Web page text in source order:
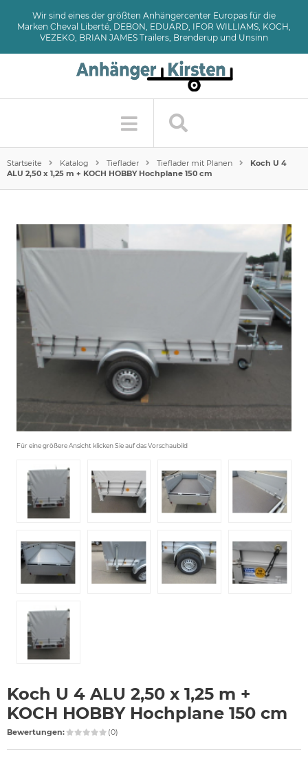
Wir sind eines der größten Anhängercenter Europas für die
Marken Cheval Liberté, DEBON, EDUARD, IFOR WILLIAMS, KOCH,
VEZEKO, BRIAN JAMES Trailers, Brenderup und Unsinn
Startseite Katalog Tieflader Tieflader mit Planen
Koch U 4
ALU 2,50 x 1,25 m + KOCH HOBBY Hochplane 150 cm
Für eine größere Ansicht klicken Sie auf das Vorschaubild
Koch U 4 ALU 2,50 x 1,25 m +
KOCH HOBBY Hochplane 150 cm
Bewertungen: (0)